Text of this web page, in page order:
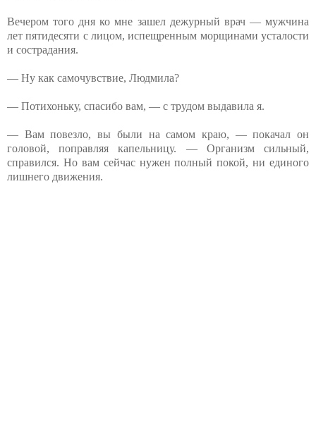
Вечером того дня ко мне зашел дежурный врач — мужчина
лет пятидесяти с лицом, испещренным морщинами усталости
и сострадания.
— Ну как самочувствие, Людмила?
— Потихоньку, спасибо вам, — с трудом выдавила я.
— Вам повезло, вы были на самом краю, — покачал он
головой, поправляя капельницу. — Организм сильный,
справился. Но вам сейчас нужен полный покой, ни единого
лишнего движения.